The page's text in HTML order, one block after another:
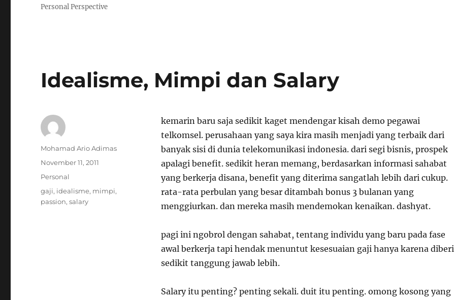
Personal Perspective
Idealisme, Mimpi dan Salary
kemarin baru saja sedikit kaget mendengar kisah demo pegawai
telkomsel. perusahaan yang saya kira masih menjadi yang terbaik dari
banyak sisi di dunia telekomunikasi indonesia. dari segi bisnis, prospek
apalagi benefit. sedikit heran memang, berdasarkan informasi sahabat
yang berkerja disana, benefit yang diterima sangatlah lebih dari cukup.
rata-rata perbulan yang besar ditambah bonus 3 bulanan yang
menggiurkan. dan mereka masih mendemokan kenaikan. dashyat.
pagi ini ngobrol dengan sahabat, tentang individu yang baru pada fase
awal berkerja tapi hendak menuntut kesesuaian gaji hanya karena diberi
sedikit tanggung jawab lebih.
Salary itu penting? penting sekali. duit itu penting. omong kosong yang
Author
Mohamad Ario Adimas
Posted
November 11, 2011
Categories
Personal
Tags
gaji, idealisme, mimpi,
passion,salary